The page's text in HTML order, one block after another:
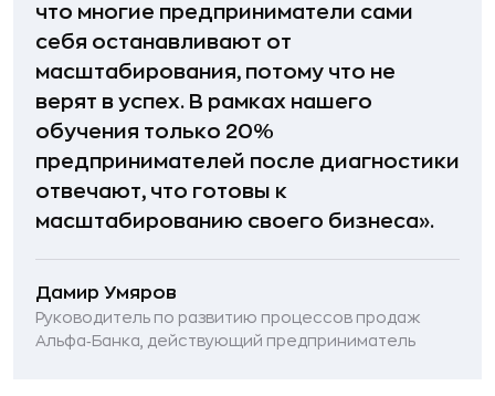
что многие предприниматели сами
себя останавливают от
масштабирования, потому что не
верят в успех. В рамках нашего
обучения только 20%
предпринимателей после диагностики
отвечают, что готовы к
масштабированию своего бизнеса».
Дамир Умяров
Руководитель по развитию процессов продаж
Альфа‑Банка, действующий предприниматель